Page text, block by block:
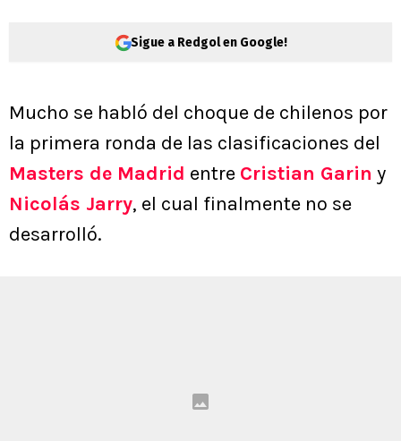
Sigue a Redgol en Google!
Mucho se habló del choque de chilenos por
la primera ronda de las clasificaciones del
Masters de Madrid entre Cristian Garin y
Nicolás Jarry, el cual finalmente no se
desarrolló.